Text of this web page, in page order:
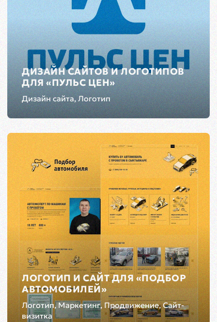
ДИЗАЙН САЙТОВ И ЛОГОТИПОВ
ДЛЯ «ПУЛЬС ЦЕН»
Дизайн сайта, Логотип
ЛОГОТИП И САЙТ ДЛЯ «ПОДБОР
АВТОМОБИЛЕЙ»
Логотип, Маркетинг, Продвижение, Сайт-
визитка